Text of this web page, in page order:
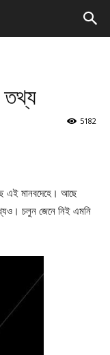
তথ্য
5182
এই মানবদেহে। আছে
চলুন জেনে নিই এমনি